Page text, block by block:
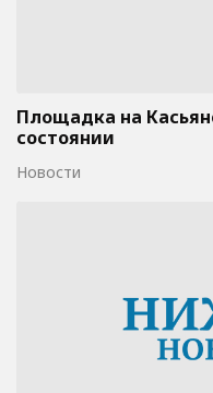
Площадка на
состоянии
Новости